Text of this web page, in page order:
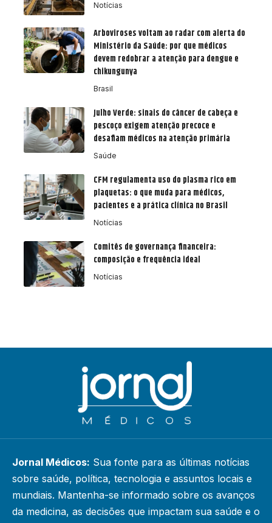
Notícias
Arboviroses voltam ao radar com alerta do
Ministério da Saúde: por que médicos
devem redobrar a atenção para dengue e
chikungunya
Brasil
Julho Verde: sinais do câncer de cabeça e
pescoço exigem atenção precoce e
desafiam médicos na atenção primária
Saúde
CFM regulamenta uso do plasma rico em
plaquetas: o que muda para médicos,
pacientes e a prática clínica no Brasil
Notícias
Comitês de governança financeira:
composição e frequência ideal
Notícias
Jornal Médicos: Sua fonte para as últimas notícias
sobre saúde, política, tecnologia e assuntos locais e
mundiais. Mantenha-se informado sobre os avanços
da medicina, as decisões que impactam sua saúde e o